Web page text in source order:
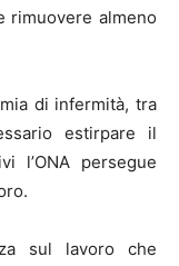
rimuovere almeno
di infermità, tra
estirpare il
l’ONA persegue
sul lavoro che